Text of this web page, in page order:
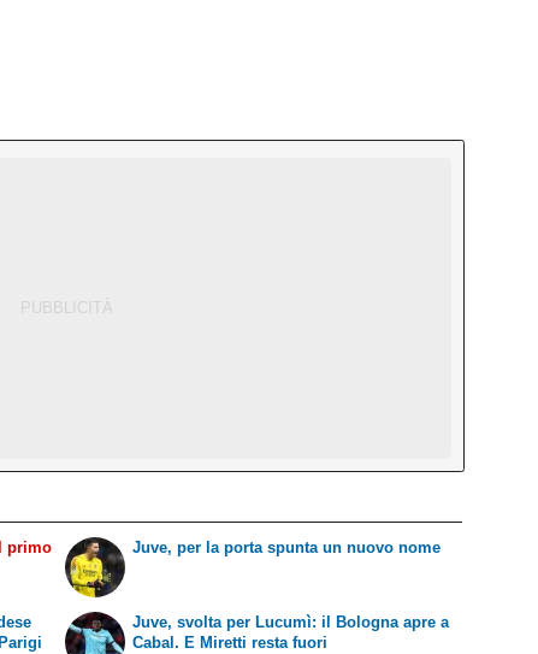
primo
Juve, per la porta spunta un nuovo nome
Juve, svolta per Lucumì: il Bologna apre a
Cabal. E Miretti resta fuori